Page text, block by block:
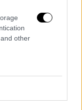
other
η Άννα
για
και